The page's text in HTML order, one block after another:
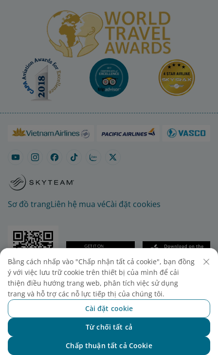
Sơ đồ trangLiên hệ mua véCài đặt cookies
© 2025 Vietnam Airlines JSC
Tổng công ty Hàng không Việt Nam - CTCP. Số 200
Nguyễn Sơn, Phường Bồ Đề, Hà Nội.
Điện thoại: (+84-24) 38272289. Fax: (+84-24)
Giấy chứng nhận đăng ký doanh nghiệp, mã số
doanh nghiệp 0100107518, đăng ký lần đầu ngày
Bằng cách nhấp vào "Chấp nhận tất cả cookie", bạn đồng
ý với việc lưu trữ cookie trên thiết bị của mình để cải
thiện điều hướng trang web, phân tích việc sử dụng
trang và hỗ trợ các nỗ lực tiếp thị của chúng tôi.
Cài đặt cookie
Từ chối tất cả
Chấp thuận tất cả Cookie